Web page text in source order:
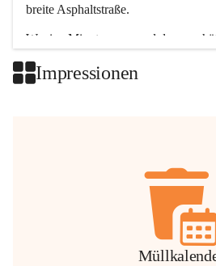
breite Asphaltstraße.
Wenige Minuten nur, und das
Impressionen